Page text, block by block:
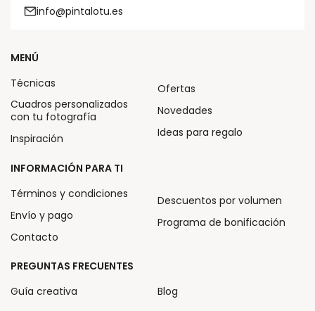
info@pintalotu.es
MENÚ
Técnicas
Cuadros personalizados
con tu fotografía
Inspiración
Ofertas
Novedades
Ideas para regalo
INFORMACIÓN PARA TI
Términos y condiciones
Envío y pago
Contacto
Descuentos por volumen
Programa de bonificación
PREGUNTAS FRECUENTES
Guía creativa
Blog